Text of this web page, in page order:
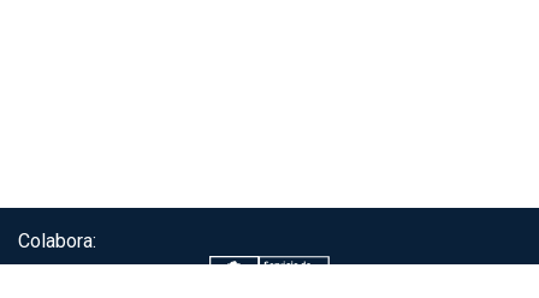
Colabora: